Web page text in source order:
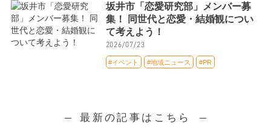
坂井市「恋愛研究部」メンバー募
集！ 同世代と恋愛・結婚観につい
て考えよう！
2026/07/23
#イベント #地域ニュース #PR
最新の記事はこちら